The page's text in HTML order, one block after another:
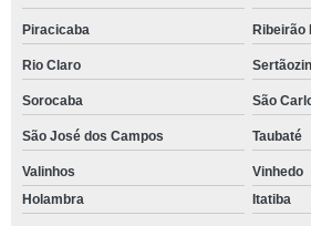
quanto custa aluguel tenda Águas de São Pedro
empresa de tenda 10x10 aluguel Bueno
aluguel de tenda para festa cotar Praia de
aluguel tenda Munhoz
tenda para eventos aluguel Praia de Camburi
Piracicaba Ribeirão
Rio Claro
Sorocaba São
São José dos Campos Taubaté
Valinhos
Vinhedo
Holambra
Itatiba